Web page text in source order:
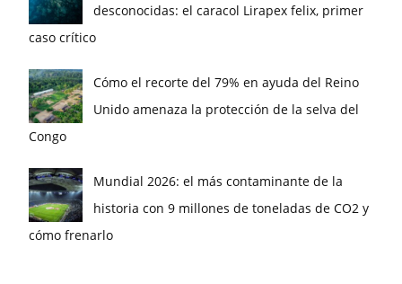
desconocidas: el caracol Lirapex felix, primer
caso crítico
Cómo el recorte del 79% en ayuda del Reino
Unido amenaza la protección de la selva del
Congo
Mundial 2026: el más contaminante de la
historia con 9 millones de toneladas de CO2 y
cómo frenarlo